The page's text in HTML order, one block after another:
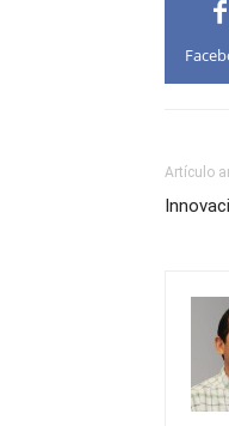
Artículo